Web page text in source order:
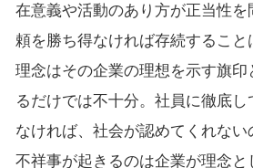
在意義や活動のあり方が正当性
頼を勝ち得なければ存続すること
理念はその企業の理想を示す旗印
るだけでは不十分。社員に徹底
なければ、社会が認めてくれない
不祥事が起きるのは企業が理念と